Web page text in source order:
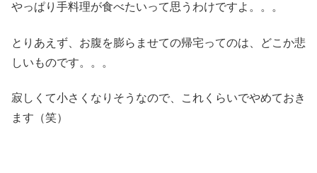
やっぱり手料理が食べたいって思うわけですよ。。。
とりあえず、お腹を膨らませての帰宅ってのは、どこか悲
しいものです。。。
寂しくて小さくなりそうなので、これくらいでやめておき
ます（笑）